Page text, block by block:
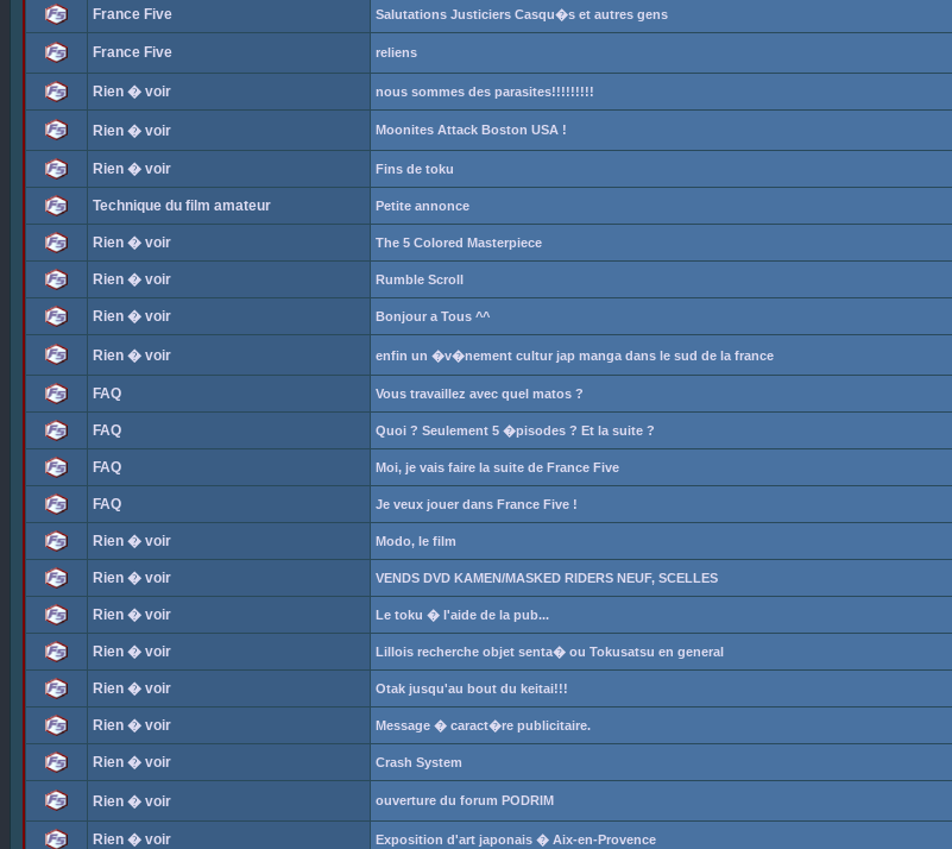
France Five Salutations Justiciers Casqu�s et autres gens
France Five reliens
Rien � voir nous sommes des parasites!!!!!!!!!
Rien � voir Moonites Attack Boston USA !
Rien � voir Fins de toku
Technique du film amateur Petite annonce
Rien � voir The 5 Colored Masterpiece
Rien � voir Rumble Scroll
Rien � voir Bonjour a Tous ^^
Rien � voir enfin un �v�nement cultur jap manga dans le sud de la france
FAQ Vous travaillez avec quel matos ?
FAQ Quoi ? Seulement 5 �pisodes ? Et la suite ?
FAQ Moi, je vais faire la suite de France Five
FAQ Je veux jouer dans France Five !
Rien � voir Modo, le film
Rien � voir VENDS DVD KAMEN/MASKED RIDERS NEUF, SCELLES
Rien � voir Le toku � l'aide de la pub...
Rien � voir Lillois recherche objet senta� ou Tokusatsu en general
Rien � voir Otak jusqu'au bout du keitai!!!
Rien � voir Message � caract�re publicitaire.
Rien � voir Crash System
Rien � voir ouverture du forum PODRIM
Rien � voir Exposition d'art japonais � Aix-en-Provence